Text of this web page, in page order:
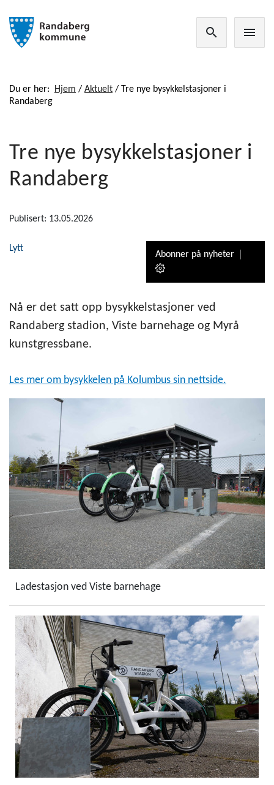
search menu
Du er her: Hjem / Aktuelt / Tre nye bysykkelstasjoner i
Randaberg
Tre nye bysykkelstasjoner i
Randaberg
Publisert: 13.05.2026
Lytt
Abonner på nyheter
Nå er det satt opp bysykkelstasjoner ved
Randaberg stadion, Viste barnehage og Myrå
kunstgressbane.
Les mer om bysykkelen på Kolumbus sin nettside.
Ladestasjon ved Viste barnehage